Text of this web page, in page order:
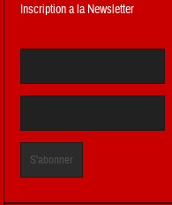
Inscription a la Newsletter